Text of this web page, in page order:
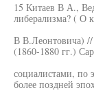
15 Китаев В А.,
либерализма? ( О
В В.Леонтовича)
(1860-1880 гг.)
социалистами, по
более поздней